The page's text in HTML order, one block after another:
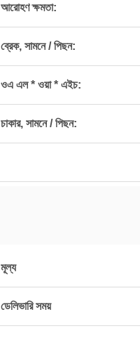
আরোহণ ক্ষমতা:
ব্রেক, সামনে / পিছন:
ওএ এল * ওয়া * এইচ:
চাকার, সামনে / পিছন:
মূল্য
ডেলিভারি সময়